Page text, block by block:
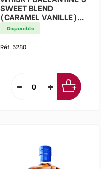
SWEET BLEND
(CARAMEL VANILLE)
30° 70 CL
Disponible
Réf. 5280